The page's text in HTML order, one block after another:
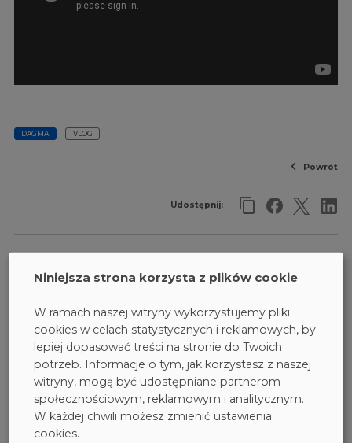
DAGMA VLOG
Powrót
Udostępnij:
Marcin Mazur
senior PR officer
Masz pytania?
Skontaktuj się ze mną:
Niniejsza strona korzysta z plików cookie
W ramach naszej witryny wykorzystujemy pliki
cookies w celach statystycznych i reklamowych, by
lepiej dopasować treści na stronie do Twoich
potrzeb. Informacje o tym, jak korzystasz z naszej
witryny, mogą być udostępniane partnerom
społecznościowym, reklamowym i analitycznym.
W każdej chwili możesz zmienić ustawienia
cookies.